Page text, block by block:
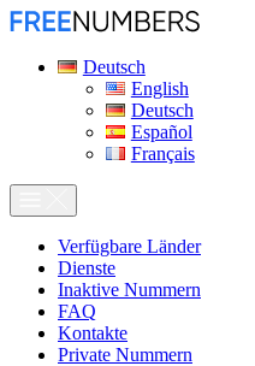
Deutsch
English
Deutsch
Español
Français
Verfügbare Länder
Dienste
Inaktive Nummern
FAQ
Kontakte
Private Nummern